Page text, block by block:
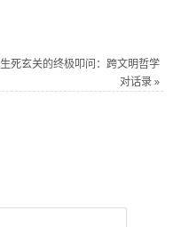
生死玄关的终极叩问：跨文明哲学
对话录»